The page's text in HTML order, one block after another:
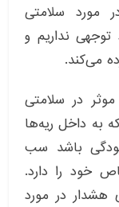
مورد سلامتی
نداریم و
می‌کند.
در سلامتی
به داخل ریه‌ها
باشد سب
خود را دارد.
هشدار در مورد